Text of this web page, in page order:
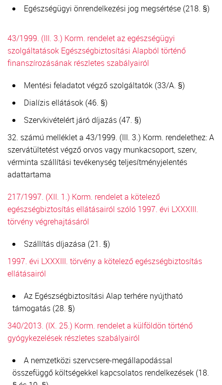
Egészségügyi önrendelkezési jog megsértése (218. §)
43/1999. (III. 3.) Korm. rendelet az egészségügyi
szolgáltatások Egészségbiztosítási Alapból történő
finanszírozásának részletes szabályairól
Mentési feladatot végző szolgáltatók (33/A. §)
Dialízis ellátások (46. §)
Szervkivételért járó díjazás (47. §)
32. számú melléklet a 43/1999. (III. 3.) Korm. rendelethez: A
szervátültetést végző orvos vagy munkacsoport, szerv,
vérminta szállítási tevékenység teljesítményjelentés
adattartama
217/1997. (XII. 1.) Korm. rendelet a kötelező
egészségbiztosítás ellátásairól szóló 1997. évi LXXXIII.
törvény végrehajtásáról
Szállítás díjazása (21. §)
1997. évi LXXXIII. törvény a kötelező egészségbiztosítás
ellátásairól
Az Egészségbiztosítási Alap terhére nyújtható
támogatás (28. §)
340/2013. (IX. 25.) Korm. rendelet a külföldön történő
gyógykezelések részletes szabályairól
A nemzetközi szervcsere-megállapodással
összefüggő költségekkel kapcsolatos rendelkezések (18.